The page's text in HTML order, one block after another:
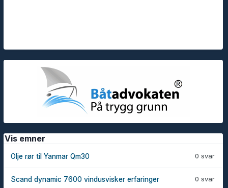
Vis emner
0 svar
Olje rør til Yanmar Qm30
0 svar
Scand dynamic 7600 vindusvisker erfaringer